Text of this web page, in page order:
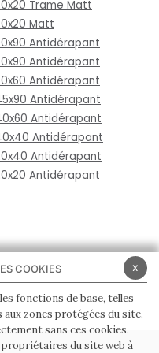
Trame Matt
Matt
Antidérapant
Antidérapant
Antidérapant
Antidérapant
Antidérapant
Antidérapant
Antidérapant
Antidérapant
x
COOKIES
fonctions de base, telles
aux zones protégées du site.
sans ces cookies.
du site web à